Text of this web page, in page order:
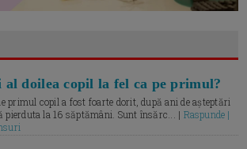
al doilea copil la fel ca pe primul?
primul copil a fost foarte dorit, după ani de așteptări
pierduta la 16 săptămâni. Sunt însărc... | Raspunde |